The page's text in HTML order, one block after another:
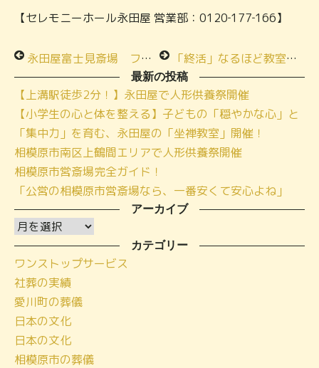
【セレモニーホール永田屋 営業部：0120‐177‐166】
永田屋富士見斎場 フジミ ハッピー終活祭☆彡 「終活」なるほど教室★季節のお料理お食事会★メモリアルハウス西橋本
最新の投稿
【上溝駅徒歩2分！】永田屋で人形供養祭開催
【小学生の心と体を整える】子どもの「穏やかな心」と
「集中力」を育む、永田屋の「坐禅教室」開催！
相模原市南区上鶴間エリアで人形供養祭開催
相模原市営斎場完全ガイド！
「公営の相模原市営斎場なら、一番安くて安心よね」
アーカイブ
ア
ー
カ
イ
ブ
カテゴリー
ワンストップサービス
社葬の実績
愛川町の葬儀
日本の文化
日本の文化
相模原市の葬儀